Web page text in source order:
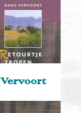
Vervoort